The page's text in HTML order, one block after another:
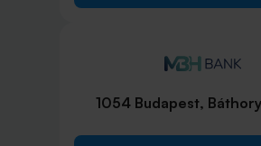
1054 Budapest,